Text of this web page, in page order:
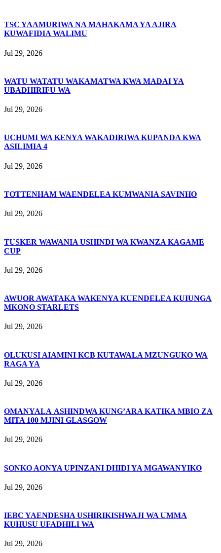
TSC YAAMURIWA NA MAHAKAMA YA AJIRA
KUWAFIDIA WALIMU
Jul 29, 2026
WATU WATATU WAKAMATWA KWA MADAI YA
UBADHIRIFU WA
Jul 29, 2026
UCHUMI WA KENYA WAKADIRIWA KUPANDA KWA
ASILIMIA 4
Jul 29, 2026
TOTTENHAM WAENDELEA KUMWANIA SAVINHO
Jul 29, 2026
TUSKER WAWANIA USHINDI WA KWANZA KAGAME
CUP
Jul 29, 2026
AWUOR AWATAKA WAKENYA KUENDELEA KUIUNGA
MKONO STARLETS
Jul 29, 2026
OLUKUSI AIAMINI KCB KUTAWALA MZUNGUKO WA
RAGA YA
Jul 29, 2026
OMANYALA ASHINDWA KUNG’ARA KATIKA MBIO ZA
MITA 100 MJINI GLASGOW
Jul 29, 2026
SONKO AONYA UPINZANI DHIDI YA MGAWANYIKO
Jul 29, 2026
IEBC YAENDESHA USHIRIKISHWAJI WA UMMA
KUHUSU UFADHILI WA
Jul 29, 2026